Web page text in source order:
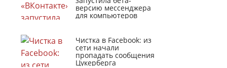
версию мессенджера
для компьютеров
Чистка в Facebook: из
сети начали
пропадать сообщения
Цукерберга